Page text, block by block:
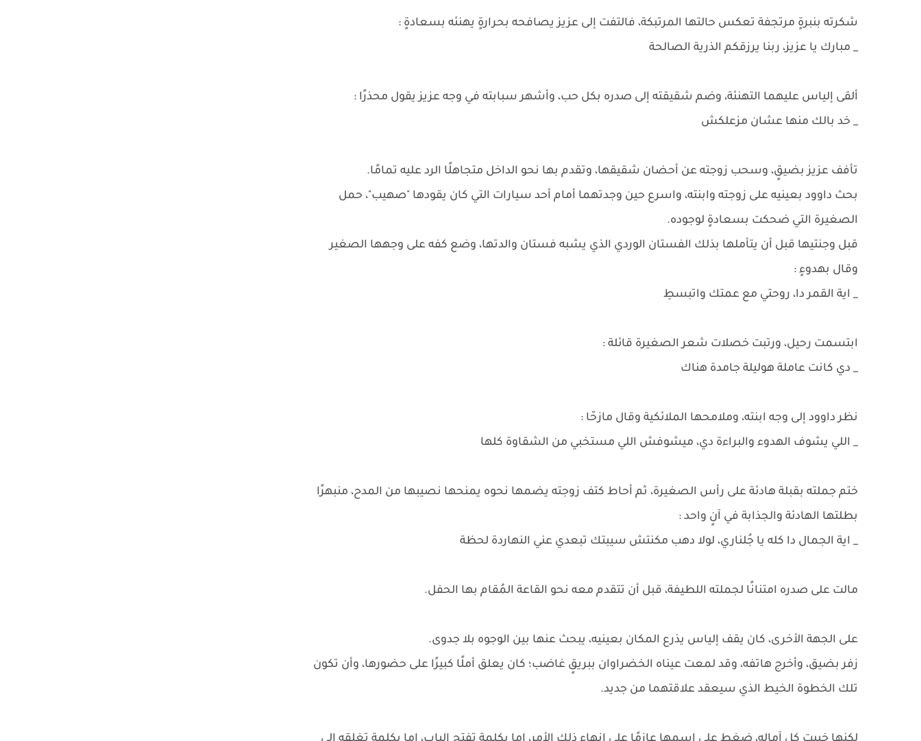
شكرته بنبرةٍ مرتجفة تعكس حالتها المرتبكة، فالتفت إلى عزيز يصافحه بحرارةٍ يهنئه بسعادةٍ :
_ مبارك يا عزيز، ربنا يرزقكم الذرية الصالحة
ألقى إلياس عليهما التهنئة، وضم شقيقته إلى صدره بكل حب، وأشهر سبابته في وجه عزيز يقول محذرًا :
_ خد بالك منها عشان مزعلكش
تأفف عزيز بضيقٍ، وسحب زوجته عن أحضان شقيقها، وتقدم بها نحو الداخل متجاهلًا الرد عليه تمامًا.
بحث داوود بعينيه على زوجته وابنته، واسرع حين وجدتهما أمام أحد سيارات التي كان يقودها "صهيب"، حمل
الصغيرة التي ضحكت بسعادةٍ لوجوده.
قبل وجنتيها قبل أن يتأملها بذلك الفستان الوردي الذي يشبه فستان والدتها، وضع كفه على وجهها الصغير
وقال بهدوءٍ :
_ اية القمر دا، روحتي مع عمتك واتبسطِ
ابتسمت رحيل، ورتبت خصلات شعر الصغيرة قائلة :
_ دي كانت عاملة هوليلة جامدة هناك
نظر داوود إلى وجه ابنته، وملامحها الملائكية وقال مازحّا :
_ اللي يشوف الهدوء والبراءة دي، ميشوفش اللي مستخبي من الشقاوة كلها
ختم جملته بقبلة هادئة على رأس الصغيرة، ثم أحاط كتف زوجته يضمها نحوه يمنحها نصيبها من المدح، منبهرًا
بطلتها الهادئة والجذابة في آنٍ واحد :
_ اية الجمال دا كله يا جُلناري، لولا دهب مكنتش سيبتك تبعدي عني النهاردة لحظة
مالت على صدره امتنانًا لجملته اللطيفة، قبل أن تتقدم معه نحو القاعة المُقام بها الحفل.
على الجهة الأخرى، كان يقف إلياس يذرع المكان بعينيه، يبحث عنها بين الوجوه بلا جدوى.
زفر بضيق، وأخرج هاتفه، وقد لمعت عيناه الخضراوان ببريقٍ غاضب؛ كان يعلق أملًا كبيرًا على حضورها، وأن تكون
تلك الخطوة الخيط الذي سيعقد علاقتهما من جديد.